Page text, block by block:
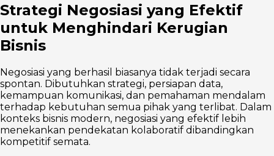
Strategi Negosiasi yang Efektif
untuk Menghindari Kerugian
Bisnis
Negosiasi yang berhasil biasanya tidak terjadi secara
spontan. Dibutuhkan strategi, persiapan data,
kemampuan komunikasi, dan pemahaman mendalam
terhadap kebutuhan semua pihak yang terlibat. Dalam
konteks bisnis modern, negosiasi yang efektif lebih
menekankan pendekatan kolaboratif dibandingkan
kompetitif semata.